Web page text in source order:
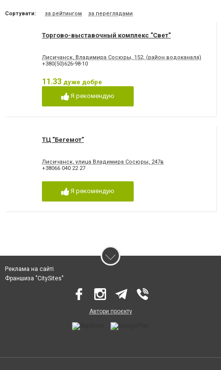
Сортувати: за рейтингом за переглядами
Торгово-выставочный комплекс "Свет"
Лисичанск, Владимира Сосюры, 152, (район водоканала)
+380(50)626-98-10
11.33 дуже добре
Я рекомендую
ТЦ "Бегемот"
Лисичанск, улица Владимира Сосюры, 247в
+38066 040 22 27
Я рекомендую
Реклама на сайті
Франшиза "CitySites"
Автори проєкту